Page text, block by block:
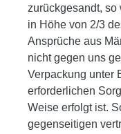
zurückgesandt,
in Höhe von 2/3
Ansprüche aus
nicht gegen uns
Verpackung unter
erforderlichen
Weise erfolgt ist.
gegenseitigen